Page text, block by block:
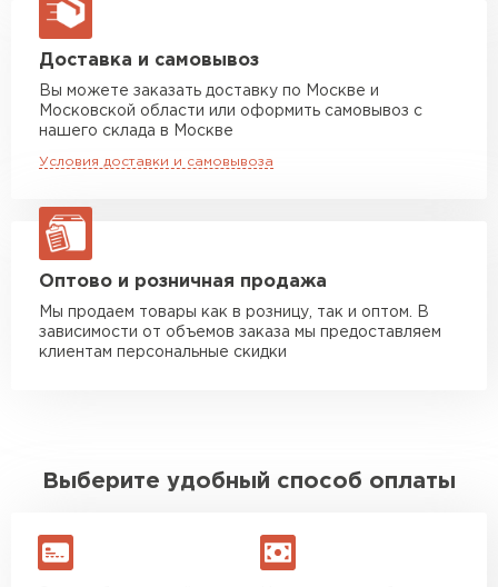
макс. длина груза 13,5 м
Манипулятор до 5 тн
Манипулятор до 10 тн
макс. длина груза 8 м
макс. длина груза 13,5 м
ЗАКАЗАТЬ С ДОСТАВКОЙ
Доставка и самовывоз
Вы можете заказать доставку по Москве и
Московской области или оформить самовывоз с
нашего склада в Москве
Условия доставки и самовывоза
Оптово и розничная продажа
Мы продаем товары как в розницу, так и оптом. В
зависимости от объемов заказа мы предоставляем
клиентам персональные скидки
Выберите удобный способ оплаты